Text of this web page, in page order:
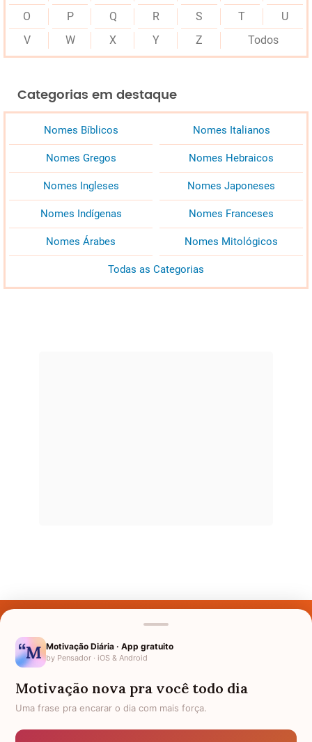
O
P Q R S T
U
V
W X Y Z Todos
Categorias em destaque
Nomes Bíblicos Nomes Italianos
Nomes Gregos Nomes Hebraicos
Nomes Ingleses Nomes Japoneses
Nomes Indígenas Nomes Franceses
Nomes Árabes Nomes Mitológicos
Todas as Categorias
Nomes pelo Mundo
Política de Privacidade
Motivação Diária · App gratuito
by Pensador · iOS & Android
Motivação nova pra você todo dia
Uma frase pra encarar o dia com mais força.